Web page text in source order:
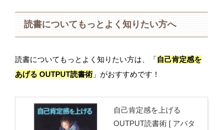
読書についてもっとよく知りたい方へ
読書についてもっとよく知りたい方は、「自己肯定感を
あげる OUTPUT読書術」がおすすめです！
自己肯定感を上げる
OUTPUT読書術 [ アバタ